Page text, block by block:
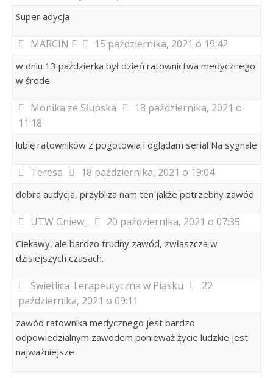
Super adycja
MARCIN F 15 października, 2021 o 19:42
w dniu 13 paździerka był dzień ratownictwa medycznego
w środe
Monika ze Słupska
18 października, 2021 o
11:18
lubię ratowników z pogotowia i oglądam serial Na sygnale
Teresa 18 października, 2021 o 19:04
dobra audycja, przybliża nam ten jakże potrzebny zawód
UTW Gniew_ 20 października, 2021 o 07:35
Ciekawy, ale bardzo trudny zawód, zwłaszcza w
dzisiejszych czasach.
Świetlica Terapeutyczna w Piasku
22
października, 2021 o 09:11
zawód ratownika medycznego jest bardzo
odpowiedzialnym zawodem ponieważ życie ludzkie jest
najważniejsze